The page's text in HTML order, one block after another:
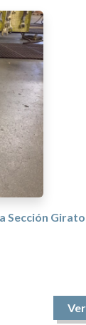
Sección